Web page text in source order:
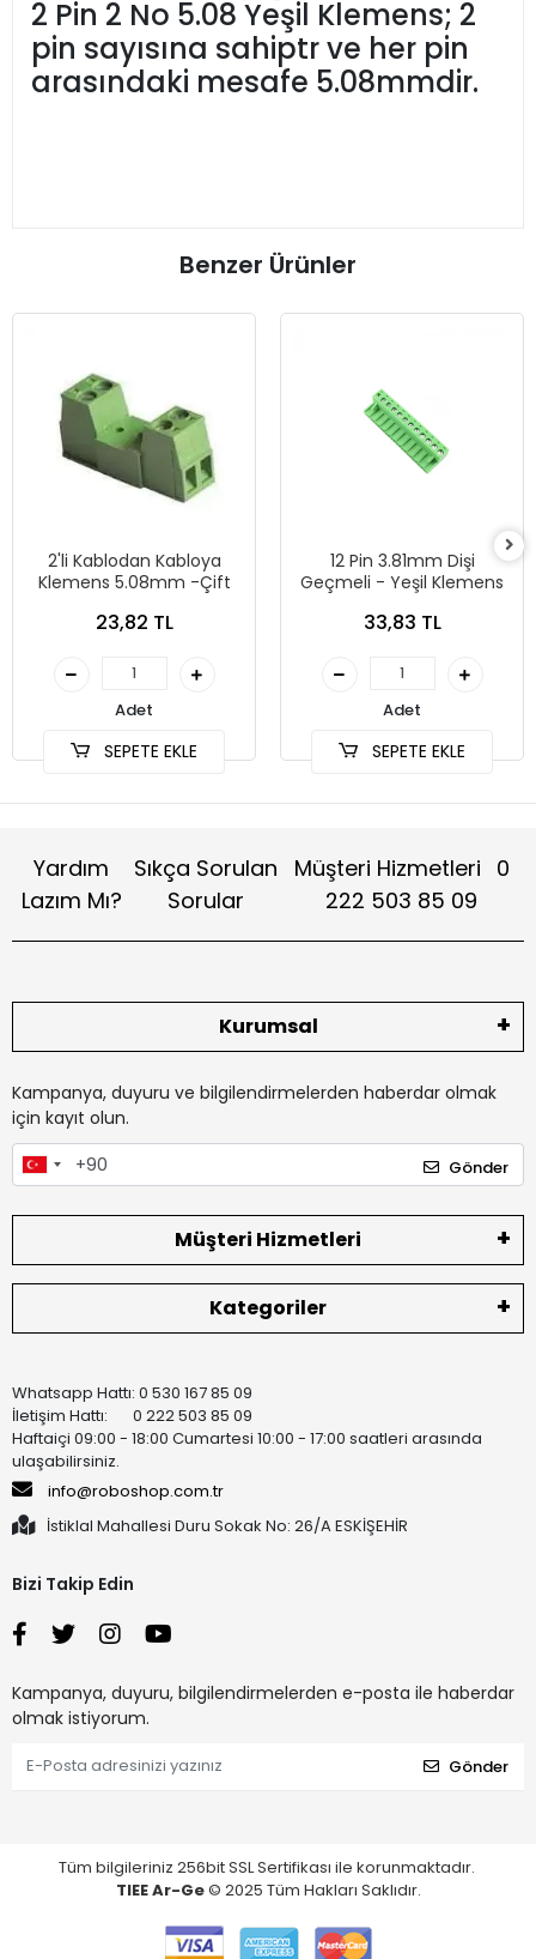
2 Pin 2 No 5.08 Yeşil Klemens; 2
pin sayısına sahiptr ve her pin
arasındaki mesafe 5.08mmdir.
Benzer Ürünler
2'li Kablodan Kabloya
Klemens 5.08mm -Çift
23,82 TL
Adet
SEPETE EKLE
12 Pin 3.81mm Dişi
Geçmeli - Yeşil Klemens
33,83 TL
Adet
SEPETE EKLE
Yardım
Lazım Mı?
Sıkça Sorulan
Sorular
Müşteri Hizmetleri 0
222 503 85 09
Kurumsal
Kampanya, duyuru ve bilgilendirmelerden haberdar olmak
için kayıt olun.
Gönder
Müşteri Hizmetleri
Kategoriler
Whatsapp Hattı: 0 530 167 85 09
İletişim Hattı: 0 222 503 85 09
Haftaiçi 09:00 - 18:00 Cumartesi 10:00 - 17:00 saatleri arasında
ulaşabilirsiniz.
info@roboshop.com.tr
İstiklal Mahallesi Duru Sokak No: 26/A ESKİŞEHİR
Bizi Takip Edin
Kampanya, duyuru, bilgilendirmelerden e-posta ile haberdar
olmak istiyorum.
Gönder
Tüm bilgileriniz 256bit SSL Sertifikası ile korunmaktadır.
TIEE Ar-Ge© 2025 Tüm Hakları Saklıdır.